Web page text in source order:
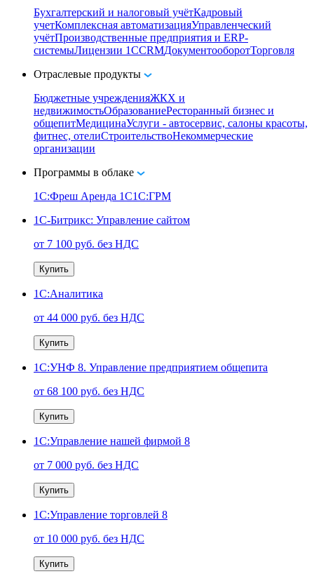
Бухгалтерский и налоговый учётКадровый
учетКомплексная автоматизацияУправленческий
учётПроизводственные предприятия и ERP-
системыЛицензии 1СCRMДокументооборотТорговля
Отраслевые продукты
Бюджетные учрежденияЖКХ и
недвижимостьОбразованиеРесторанный бизнес и
общепитМедицинаУслуги - автосервис, cалоны красоты,
фитнес, отелиСтроительствоНекоммерческие
организации
Программы в облаке
1C:Фреш Аренда 1С1С:ГРМ
1С-Битрикс: Управление сайтом
от 7 100 руб. без НДС
Купить
1С:Аналитика
от 44 000 руб. без НДС
Купить
1С:УНФ 8. Управление предприятием общепита
от 68 100 руб. без НДС
Купить
1С:Управление нашей фирмой 8
от 7 000 руб. без НДС
Купить
1С:Управление торговлей 8
от 10 000 руб. без НДС
Купить